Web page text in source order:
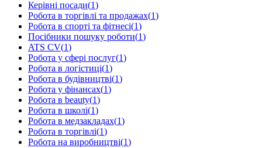
Керівні посади(1)
Робота в торгівлі та продажах(1)
Робота в спорті та фітнесі(1)
Посібники пошуку роботи(1)
ATS CV(1)
Робота у сфері послуг(1)
Робота в логістиці(1)
Робота в будівництві(1)
Робота у фінансах(1)
Робота в beauty(1)
Робота в школі(1)
Робота в медзакладах(1)
Робота в торгівлі(1)
Робота на виробництві(1)